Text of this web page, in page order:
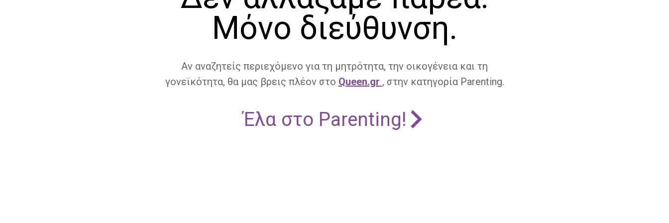
Μόνο διεύθυνση.
Αν αναζητείς περιεχόμενο για τη μητρότητα, την οικογένεια και τη
γονεϊκότητα, θα μας βρεις πλέον στο Queen.gr , στην κατηγορία Parenting.
Έλα στο Parenting!